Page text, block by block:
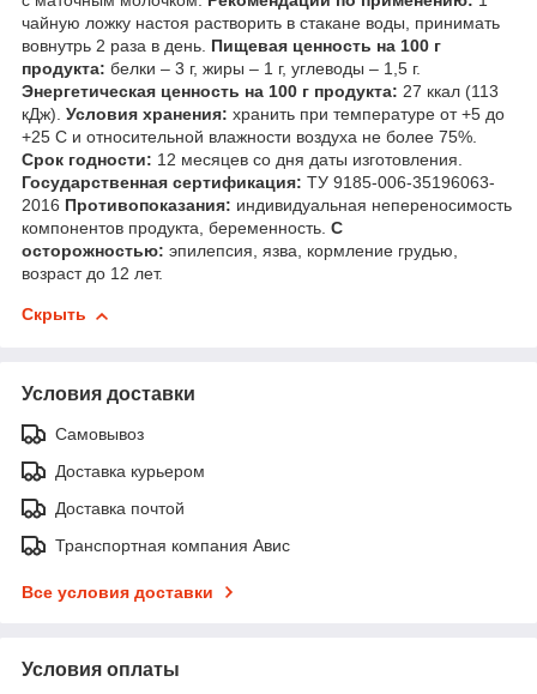
чайную ложку настоя растворить в стакане воды, принимать
вовнутрь 2 раза в день. Пищевая ценность на 100 г
продукта: белки – 3 г, жиры – 1 г, углеводы – 1,5 г.
Энергетическая ценность на 100 г продукта: 27 ккал (113
кДж). Условия хранения: хранить при температуре от +5 до
+25 С и относительной влажности воздуха не более 75%.
Срок годности: 12 месяцев со дня даты изготовления.
Государственная сертификация: ТУ 9185-006-35196063-
2016 Противопоказания: индивидуальная непереносимость
компонентов продукта, беременность. С
осторожностью: эпилепсия, язва, кормление грудью,
возраст до 12 лет.
Скрыть
Условия доставки
Самовывоз
Доставка курьером
Доставка почтой
Транспортная компания Авис
Все условия доставки
Условия оплаты